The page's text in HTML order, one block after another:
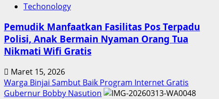
Techonology
Pemudik Manfaatkan Fasilitas Pos Terpadu
Polisi, Anak Bermain Nyaman Orang Tua
Nikmati Wifi Gratis
Maret 15, 2026
Warga Binjai Sambut Baik Program Internet Gratis
Gubernur Bobby Nasution